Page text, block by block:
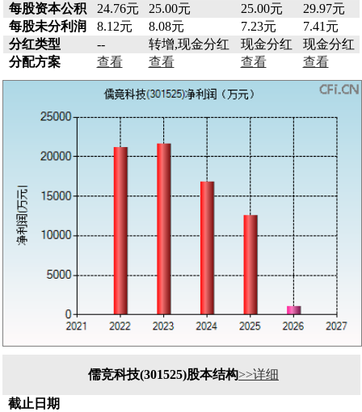
每股资本公积
24.76元 25.00元 25.00元
29.97元
每股未分利润
8.12元 8.08元 7.23元
7.41元
分红类型
-- 转增,现金分红 现金分红
现金分红
分配方案
查看 查看 查看 查看
儒竞科技(301525)股本结构>>详细
截止日期